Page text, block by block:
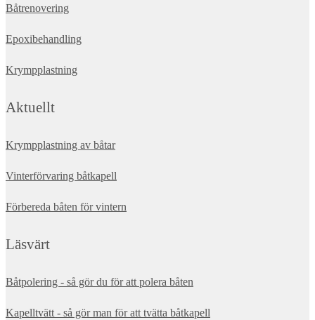
Båtrenovering
Epoxibehandling
Krympplastning
Aktuellt
Krympplastning av båtar
Vinterförvaring båtkapell
Förbereda båten för vintern
Läsvärt
Båtpolering - så gör du för att polera båten
Kapelltvätt - så gör man för att tvätta båtkapell